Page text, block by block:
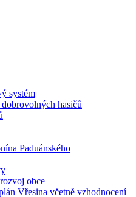
systém
hasičů
Paduánského
obce
Vřesina včetně vzhodnocení